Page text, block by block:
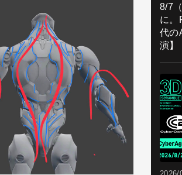
8/7
に。
代の
演】